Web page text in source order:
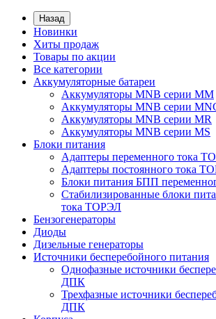
Назад
Новинки
Хиты продаж
Товары по акции
Все категории
Аккумуляторные батареи
Аккумуляторы MNB серии MM
Аккумуляторы MNB серии
Аккумуляторы MNB серии MR
Аккумуляторы MNB серии MS
Блоки питания
Адаптеры переменного тока
Адаптеры постоянного тока
Блоки питания БПП
Стабилизированные блоки
тока ТОРЭЛ
Бензогенераторы
Диоды
Дизельные генераторы
Источники бесперебойного питания
Однофазные источники
ДПК
Трехфазные источники
ДПК